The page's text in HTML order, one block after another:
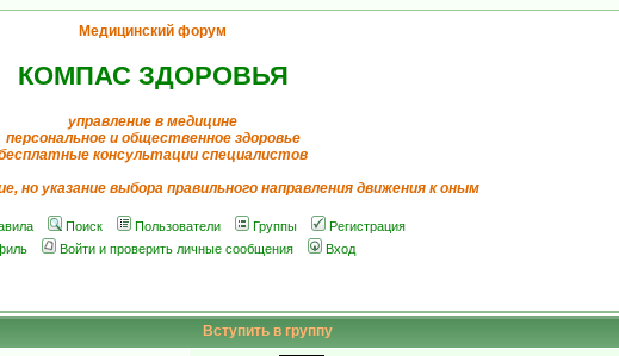
Медицинский форум
КОМПАС ЗДОРОВЬЯ
управление в медицине
персональное и общественное здоровье
консультации специалистов
но указание выбора правильного направления движения к оным
Поиск Пользователи Группы
Регистрация
Войти и проверить личные сообщения Вход
Вступить в группу